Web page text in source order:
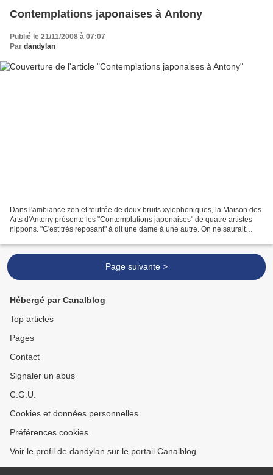
Contemplations japonaises à Antony
Publié le 21/11/2008 à 07:07
Par dandylan
Dans l'ambiance zen et feutrée de doux bruits xylophoniques, la Maison des
Arts d'Antony présente les "Contemplations japonaises" de quatre artistes
nippons. "C'est très reposant" à dit une dame à une autre. On ne saurait
Page suivante >
Hébergé par Canalblog
Top articles
Pages
Contact
Signaler un abus
C.G.U.
Cookies et données personnelles
Préférences cookies
Voir le profil de dandylan sur le portail Canalblog